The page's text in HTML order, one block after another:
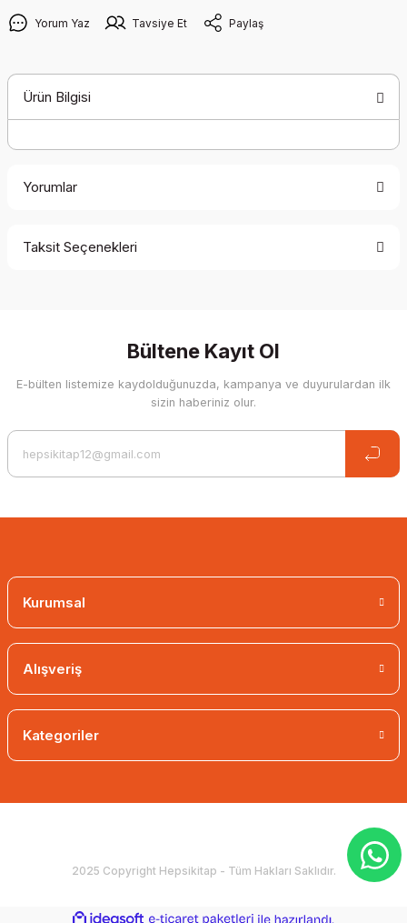
Yorum Yaz Tavsiye Et Paylaş
Ürün Bilgisi
Yorumlar
Taksit Seçenekleri
Bültene Kayıt Ol
E-bülten listemize kaydolduğunuzda, kampanya ve duyurulardan ilk
sizin haberiniz olur.
Kurumsal
Alışveriş
Kategoriler
2025 Copyright Hepsikitap - Tüm Hakları Saklıdır.
ideasoft e-